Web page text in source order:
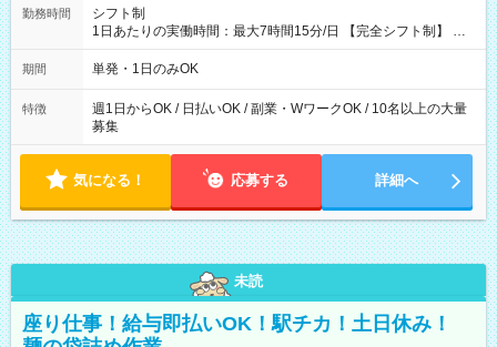
れます！ ※日当支給時振込手数料等は一切ありません。 【試用
期間】試用期間なし
勤務時間
シフト制
1日あたりの実働時間：最大7時間15分/日 【完全シフト制】 例
(1) 8：00~17:00（休憩１h） 例(2) 13:00~16:00（早上がりでも
全額支給！） 例(3) 21:00~5:00（夜勤なら日当1.25倍！！）
期間 単発・1日のみOK
特徴
週1日からOK / 日払いOK / 副業・WワークOK / 10名以上の大量
募集
気になる！ 応募する 詳細へ
未読
座り仕事！給与即払いOK！駅チカ！土日休み！